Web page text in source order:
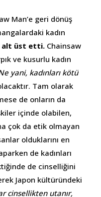
Man’e geri dönüş
kadın
alt üst etti. Chainsaw
ve kusurlu kadın
yani, kadınları kötü
Tam olarak
de onların da
içinde olabilen,
çok da etik olmayan
olduklarını en
de kadınları
de cinselliğini
Japon kültüründeki
cinsellikten utanır,